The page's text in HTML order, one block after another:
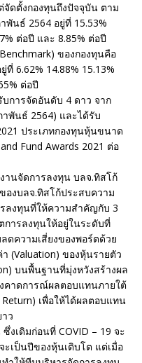
จัดตั้งกองทุนถึงปัจจุบัน ตาม
นธ์ 2564 อยู่ที่ 15.53%
ต่อปี และ 8.85% ต่อปี
ของกองทุนคือ
6.62% 14.88% 15.13%
ต่อปี
บการจัดอันดับ 4 ดาว จาก
พันธ์ 2564) และได้รับ
ประเภทกองทุนหุ้นขนาด
Fund Awards 2021 ต่อ
านจัดการลงทุน บลจ.ทิสโก้
องบลจ.ทิสโก้ประสบความ
ลงทุนที่ให้ความสำคัญกับ 3
การลงทุนให้อยู่ในระดับที่
ดความเสี่ยงของพอร์ตด้วย
(Valuation) ของหุ้นรายตัว
บนพื้นฐานที่มุ่งหวังสร้างผล
คาดการณ์ผลตอบแทนภายใต้
เพื่อให้ได้ผลตอบแทน
ว
เดิมก่อนที่ COVID – 19 จะ
เป็นปีของหุ้นเติบโต แต่เมื่อ